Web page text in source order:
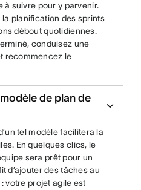
à suivre pour y parvenir.
planification des sprints
débout quotidiennes.
conduisez une
recommencez le
de plan de
tel modèle facilitera la
En quelques clics, le
sera prêt pour un
d’ajouter des tâches au
votre projet agile est